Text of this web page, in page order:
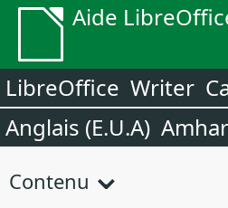
Aide
LibreOffice Writer
Anglais (E.U.A)
Contenu